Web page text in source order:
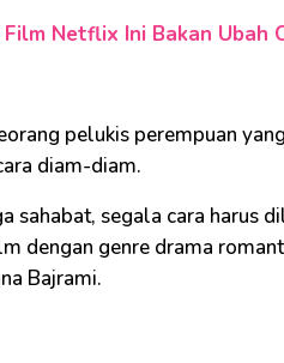
Netflix Ini Bakan Ubah
pelukis perempuan
diam-diam.
sahabat, segala cara harus
dengan genre drama
Bajrami.